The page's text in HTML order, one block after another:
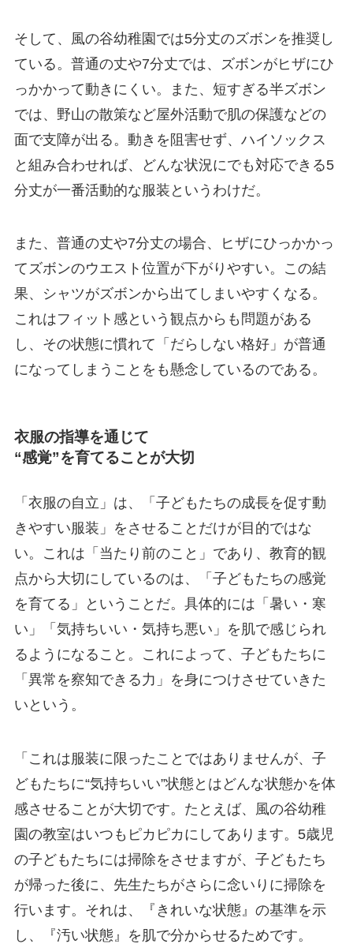
そして、風の谷幼稚園では5分丈のズボンを推奨し
ている。普通の丈や7分丈では、ズボンがヒザにひ
っかかって動きにくい。また、短すぎる半ズボン
では、野山の散策など屋外活動で肌の保護などの
面で支障が出る。動きを阻害せず、ハイソックス
と組み合わせれば、どんな状況にでも対応できる5
分丈が一番活動的な服装というわけだ。
また、普通の丈や7分丈の場合、ヒザにひっかかっ
てズボンのウエスト位置が下がりやすい。この結
果、シャツがズボンから出てしまいやすくなる。
これはフィット感という観点からも問題がある
し、その状態に慣れて「だらしない格好」が普通
になってしまうことをも懸念しているのである。
衣服の指導を通じて
“感覚”を育てることが大切
「衣服の自立」は、「子どもたちの成長を促す動
きやすい服装」をさせることだけが目的ではな
い。これは「当たり前のこと」であり、教育的観
点から大切にしているのは、「子どもたちの感覚
を育てる」ということだ。具体的には「暑い・寒
い」「気持ちいい・気持ち悪い」を肌で感じられ
るようになること。これによって、子どもたちに
「異常を察知できる力」を身につけさせていきた
いという。
「これは服装に限ったことではありませんが、子
どもたちに“気持ちいい”状態とはどんな状態かを体
感させることが大切です。たとえば、風の谷幼稚
園の教室はいつもピカピカにしてあります。5歳児
の子どもたちには掃除をさせますが、子どもたち
が帰った後に、先生たちがさらに念いりに掃除を
行います。それは、『きれいな状態』の基準を示
し、『汚い状態』を肌で分からせるためです。